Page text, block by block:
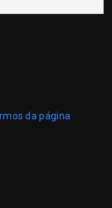
da página